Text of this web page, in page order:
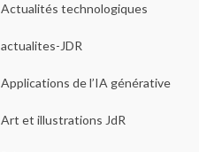
Actualités technologiques
actualites-JDR
Applications de l’IA générative
Art et illustrations JdR